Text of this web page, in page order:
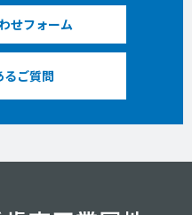
せフォーム
るご質問